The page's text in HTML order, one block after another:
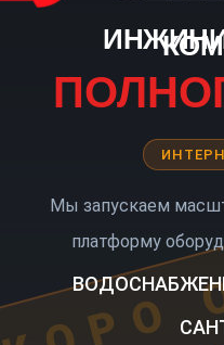
Мы запускаем
платформу